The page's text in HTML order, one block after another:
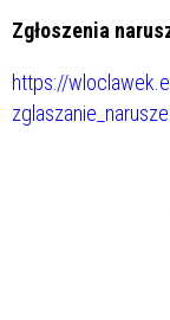
Zgłoszenia
https://